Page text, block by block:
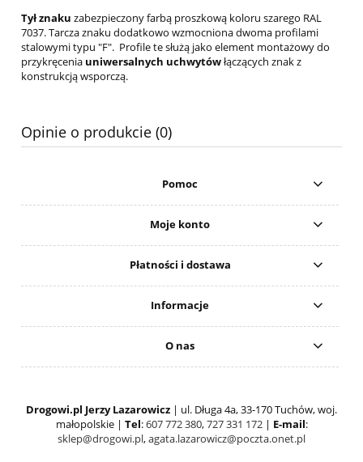
Tył znaku zabezpieczony farbą proszkową koloru szarego RAL
7037. Tarcza znaku dodatkowo wzmocniona dwoma profilami
stalowymi typu "F". Profile te służą jako element montażowy do
przykręcenia uniwersalnych uchwytówłączących znak z
konstrukcją wsporczą.
Opinie o produkcie (0)
Pomoc
Moje konto
Płatności i dostawa
Informacje
O nas
Drogowi.pl Jerzy Lazarowicz | ul. Długa 4a, 33-170 Tuchów, woj.
małopolskie | Tel:607 772 380,727 331 172| E-mail:
sklep@drogowi.pl,agata.lazarowicz@poczta.onet.pl